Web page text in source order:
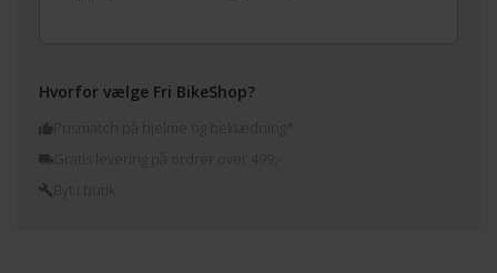
Hvorfor vælge Fri BikeShop?
Prismatch på hjelme og beklædning*